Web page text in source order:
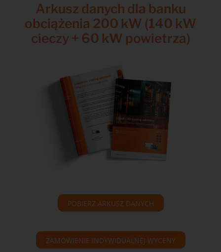
Arkusz danych dla banku
obciążenia 200 kW (140 kW
cieczy + 60 kW powietrza)
POBIERZ ARKUSZ DANYCH
ZAMÓWIENIE INDYWIDUALNEJ WYCENY